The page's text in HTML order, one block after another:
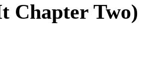
Chapter Two)